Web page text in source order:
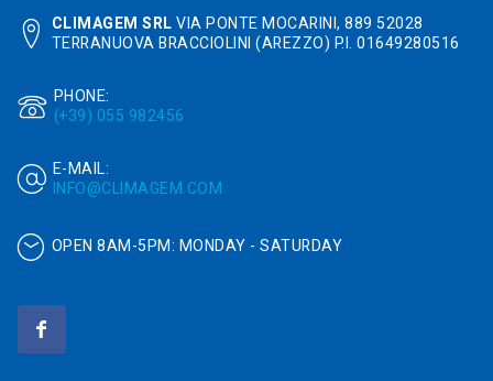
CLIMAGEM SRLVIA PONTE MOCARINI, 889 52028
TERRANUOVA BRACCIOLINI (AREZZO) P.I. 01649280516
PHONE:
(+39) 055 982456
E-MAIL:
INFO@CLIMAGEM.COM
OPEN 8AM-5PM: MONDAY - SATURDAY